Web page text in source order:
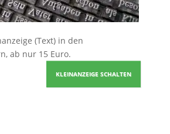
(Text) in den
ab nur 15 Euro.
KLEINANZEIGE SCHALTEN